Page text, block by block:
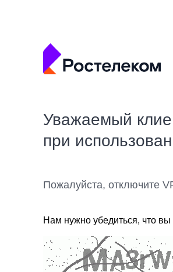
Уважаемый
при
Пожалуйста, отключите
Нам нужно убедиться, что